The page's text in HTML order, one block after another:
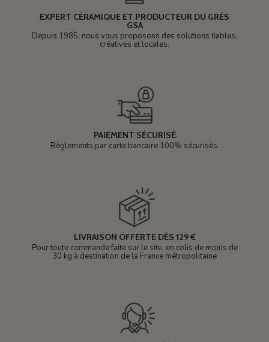
EXPERT CÉRAMIQUE ET PRODUCTEUR DU GRÈS
GSA
Depuis 1985, nous vous proposons des solutions fiables,
créatives et locales.
PAIEMENT SÉCURISÉ
Règlements par carte bancaire 100% sécurisés.
LIVRAISON OFFERTE DÈS 129 €
Pour toute commande faite sur le site, en colis de moins de
30 kg à destination de la France métropolitaine